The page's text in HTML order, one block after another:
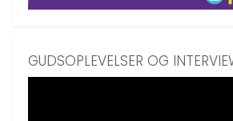
GUDSOPLEVELSER OG